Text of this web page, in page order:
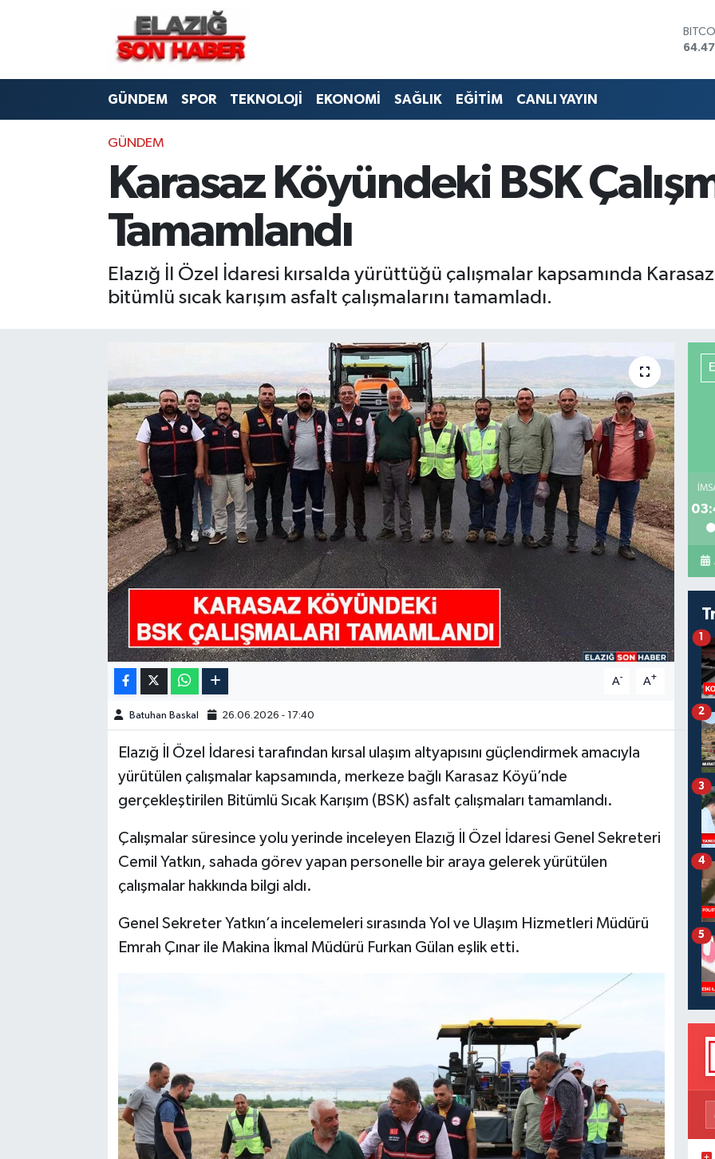
GÜNDEM SPOR TEKNOLOJİ EKONOMİ SAĞLIK EĞİTİM CANLI YAYIN
GÜNDEM
Karasaz Köyündeki BSK
Tamamlandı
Elazığ İl Özel İdaresi kırsalda yürüttüğü çalışmalar kapsamında
bitümlü sıcak karışım asfalt çalışmalarını tamamladı.
A- A+
Batuhan Baskal 26.06.2026 - 17:40
Elazığ İl Özel İdaresi tarafından kırsal ulaşım altyapısını güçlendirmek amacıyla
yürütülen çalışmalar kapsamında, merkeze bağlı Karasaz Köyü’nde
gerçekleştirilen Bitümlü Sıcak Karışım (BSK) asfalt çalışmaları tamamlandı.
Çalışmalar süresince yolu yerinde inceleyen Elazığ İl Özel İdaresi Genel Sekreteri
Cemil Yatkın, sahada görev yapan personelle bir araya gelerek yürütülen
çalışmalar hakkında bilgi aldı.
Genel Sekreter Yatkın’a incelemeleri sırasında Yol ve Ulaşım Hizmetleri Müdürü
Emrah Çınar ile Makina İkmal Müdürü Furkan Gülan eşlik etti.
1
2
3
4
5
CANLI YAYIN
BİLİM VE TEKNOLOJİ
EKONOMİ
HABERDE İNSAN
KÜLTÜR-SANAT
MAGAZİN
ÖZEL HABER
Merkez Hava Durumu
Merkez Trafik Yoğunluk Haritası
Süper Lig Puan Durumu ve Fikstür
Tüm Manşetler
Son Dakika Haberleri
Haber Arşivi